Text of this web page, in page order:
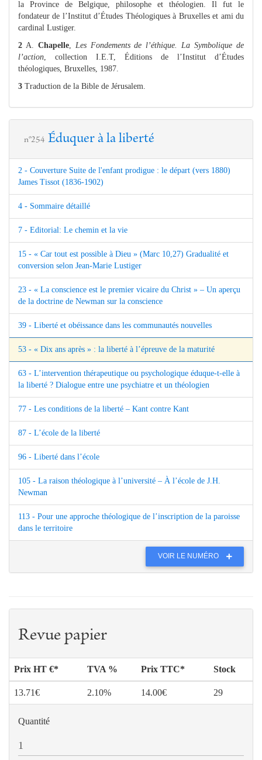
la Province de Belgique, philosophe et théologien. Il fut le
fondateur de l’Institut d’Études Théologiques à Bruxelles et ami du
cardinal Lustiger.
2 A. Chapelle, Les Fondements de l’éthique. La Symbolique de
l’action , collection I.E.T, Éditions de l’Institut d’Études
théologiques, Bruxelles, 1987.
3 Traduction de la Bible de Jérusalem.
n°254 Éduquer à la liberté
2 - Couverture Suite de l'enfant prodigue : le départ (vers 1880)
James Tissot (1836-1902)
4 - Sommaire détaillé
7 - Editorial: Le chemin et la vie
15 - « Car tout est possible à Dieu » (Marc 10,27) Gradualité et
conversion selon Jean-Marie Lustiger
23 - « La conscience est le premier vicaire du Christ » – Un aperçu
de la doctrine de Newman sur la conscience
39 - Liberté et obéissance dans les communautés nouvelles
53 - « Dix ans après » : la liberté à l’épreuve de la maturité
63 - L’intervention thérapeutique ou psychologique éduque-t-elle à
la liberté ? Dialogue entre une psychiatre et un théologien
77 - Les conditions de la liberté – Kant contre Kant
87 - L’école de la liberté
96 - Liberté dans l’école
105 - La raison théologique à l’université – À l’école de J.H.
Newman
113 - Pour une approche théologique de l’inscription de la paroisse
dans le territoire
VOIR LE NUMÉRO
Revue papier
Prix HT €* TVA % Prix TTC* Stock
13.71€ 2.10% 14.00€ 29
Quantité